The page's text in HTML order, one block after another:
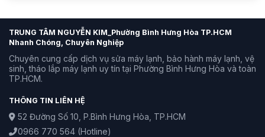
TRUNG TÂM NGUYỄN KIM_Phường Bình Hưng Hòa TP.HCM
Nhanh Chóng, Chuyên Nghiệp
Chuyên cung cấp dịch vụ sửa máy lạnh, bảo hành máy lạnh, vệ
sinh, tháo lắp máy lạnh uy tín tại Phường Bình Hưng Hòa và toàn
TP.HCM.
THÔNG TIN LIÊN HỆ
52 Đường Số 10, P.Bình Hưng Hòa, TP.HCM
0966 770 564 (Hotline)